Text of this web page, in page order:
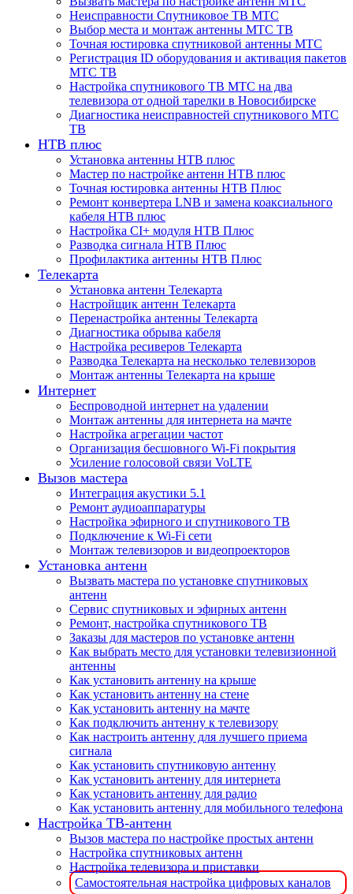
Неисправности Спутниковое ТВ МТС
Выбор места и монтаж антенны МТС ТВ
Точная юстировка спутниковой антенны МТС
Регистрация ID оборудования и активация пакетов
МТС ТВ
Настройка спутникового ТВ МТС на два
телевизора от одной тарелки в Новосибирске
Диагностика неисправностей спутникового МТС
ТВ
НТВ плюс
Установка антенны НТВ плюс
Мастер по настройке антенн НТВ плюс
Точная юстировка антенны НТВ Плюс
Ремонт конвертера LNB и замена коаксиального
кабеля НТВ плюс
Настройка CI+ модуля НТВ Плюс
Разводка сигнала НТВ Плюс
Профилактика антенны НТВ Плюс
Телекарта
Установка антенн Телекарта
Настройщик антенн Телекарта
Перенастройка антенны Телекарта
Диагностика обрыва кабеля
Настройка ресиверов Телекарта
Разводка Телекарта на несколько телевизоров
Монтаж антенны Телекарта на крыше
Интернет
Беспроводной интернет на удалении
Монтаж антенны для интернета на мачте
Настройка агрегации частот
Организация бесшовного Wi-Fi покрытия
Усиление голосовой связи VoLTE
Вызов мастера
Интеграция акустики 5.1
Ремонт аудиоаппаратуры
Настройка эфирного и спутникового ТВ
Подключение к Wi-Fi сети
Монтаж телевизоров и видеопроекторов
Установка антенн
Вызвать мастера по установке спутниковых
антенн
Сервис спутниковых и эфирных антенн
Ремонт, настройка спутникового ТВ
Заказы для мастеров по установке антенн
Как выбрать место для установки телевизионной
антенны
Как установить антенну на крыше
Как установить антенну на стене
Как установить антенну на мачте
Как подключить антенну к телевизору
Как настроить антенну для лучшего приема
сигнала
Как установить спутниковую антенну
Как установить антенну для интернета
Как установить антенну для радио
Как установить антенну для мобильного телефона
Настройка ТВ-антенн
Вызов мастера по настройке простых антенн
Настройка спутниковых антенн
Настройка телевизора и приставки
Самостоятельная настройка цифровых каналов